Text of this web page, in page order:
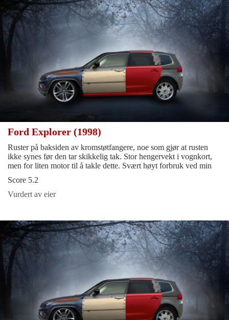
Ford Explorer (1998)
Ruster på baksiden av kromstøtfangere, noe som gjør at rusten
ikke synes før den tar skikkelig tak. Stor hengervekt i vognkort,
men for liten motor til å takle dette. Svært høyt forbruk ved min
Score 5.2
Vurdert av eier